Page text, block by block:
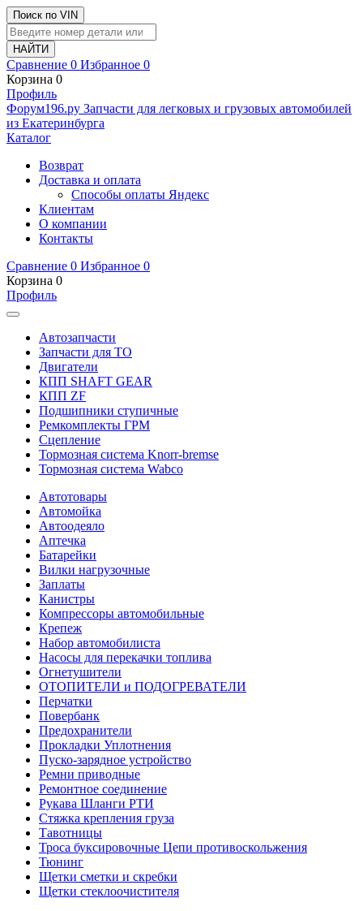
Поиск по VIN
Сравнение 0 Избранное 0
Корзина 0
Профиль
Фoрум196.ру Запчасти для легковых и грузовых автомобилей
из Екатеринбурга
Каталог
Возврат
Доставка и оплата
Способы оплаты Яндекс
Клиентам
О компании
Контакты
Сравнение 0 Избранное 0
Корзина 0
Профиль
Автозапчасти
Запчасти для ТО
Двигатели
КПП SHAFT GEAR
КПП ZF
Подшипники ступичные
Ремкомплекты ГРМ
Сцепление
Тормозная система Knorr-bremse
Тормозная система Wabco
Автотовары
Автомойка
Автоодеяло
Аптечка
Батарейки
Вилки нагрузочные
Заплаты
Канистры
Компрессоры автомобильные
Крепеж
Набор автомобилиста
Насосы для перекачки топлива
Огнетушители
ОТОПИТЕЛИ и ПОДОГРЕВАТЕЛИ
Перчатки
Повербанк
Предохранители
Прокладки Уплотнения
Пуско-зарядное устройство
Ремни приводные
Ремонтное соединение
Рукава Шланги РТИ
Стяжка крепления груза
Тавотницы
Троса буксировочные Цепи противоскольжения
Тюнинг
Щетки сметки и скребки
Щетки стеклоочистителя